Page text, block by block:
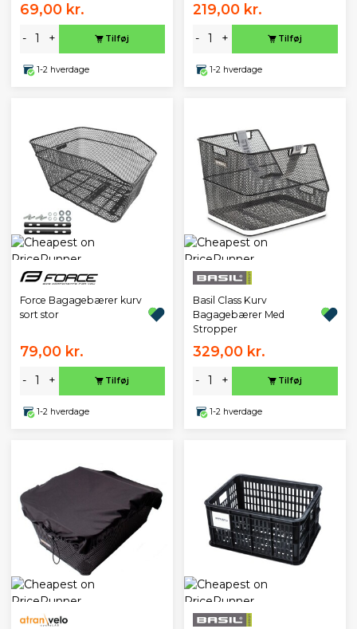
69,00 kr.
- + Tilføj
1-2 hverdage
219,00 kr.
- + Tilføj
1-2 hverdage
Force Bagagebærer kurv
sort stor
79,00 kr.
- + Tilføj
1-2 hverdage
Basil Class Kurv
Bagagebærer Med
Stropper
329,00 kr.
- + Tilføj
1-2 hverdage